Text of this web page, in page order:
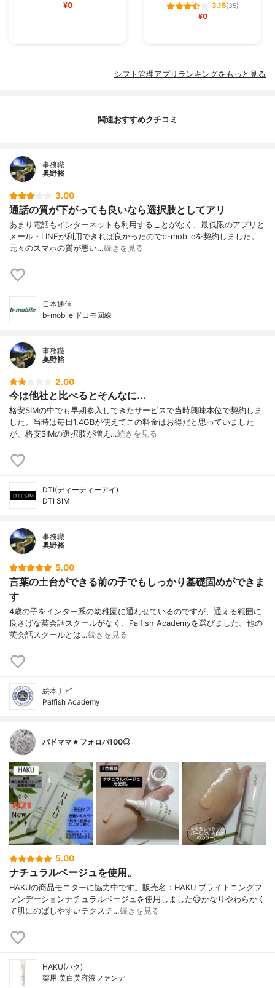
¥0 3.15(35)
¥0
シフト管理アプリランキングをもっと見る
関連おすすめクチコミ
事務職
奥野裕
3.00
通話の質が下がっても良いなら選択肢としてアリ
あまり電話もインターネットも利用することがなく、最低限のアプリと
メール・LINEが利用できれば良かったのでb-mobileを契約しました。
元々のスマホの質が悪い…続きを見る
日本通信
b-mobile ドコモ回線
事務職
奥野裕
2.00
今は他社と比べるとそんなに...
格安SIMの中でも早期参入してきたサービスで当時興味本位で契約しま
した。当時は毎日1.4GBが使えてこの料金はお得だと思っていました
が、格安SIMの選択肢が増え…続きを見る
DTI(ディーティーアイ)
DTI SIM
事務職
奥野裕
5.00
言葉の土台ができる前の子でもしっかり基礎固めができま
す
4歳の子をインター系の幼稚園に通わせているのですが、通える範囲に
良さげな英会話スクールがなく、Palfish Academyを選びました。他の
英会話スクールとは…続きを見る
絵本ナビ
Palfish Academy
バドママ★フォロバ100◎
5.00
ナチュラルベージュを使用。
HAKUの商品モニターに協力中です。販売名：HAKU ブライトニングフ
ァンデーションナチュラルベージュを使用しました😊かなりやわらかく
て肌にのばしやすいテクスチ…続きを見る
HAKU(ハク)
薬用 美白美容液ファンデ